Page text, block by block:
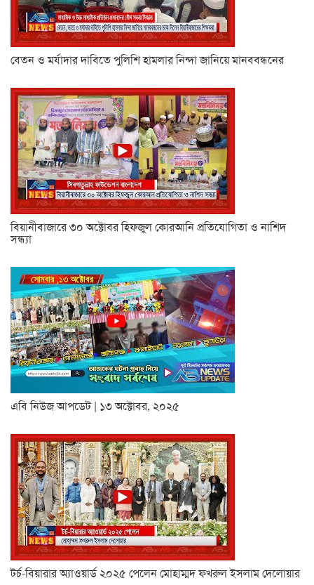
বেতন ও মর্যাদার দাবিতে পুলিশি হামলার নিন্দা জানিয়ে মানববন্ধনের
বিয়ানীবাজারে ৩০ অক্টোবর হিফজুল কোরআনি প্রতিযোগিতা ও নাশিদ
সন্ধ্যা
এবি নিউজ আপডেট | ১৩ অক্টোবর, ২০২৫
টর্চ-বিয়ারার অ্যাওয়ার্ড ২০২৫ পেলেন মোহাম্মদ ফখরুল ইসলাম দেলোয়ার